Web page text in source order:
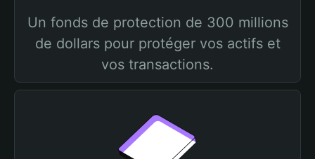
Un fonds de protection de 300 millions
de dollars pour protéger vos actifs et
vos transactions.